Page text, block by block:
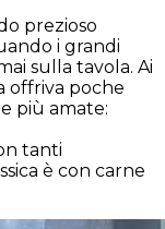
prezioso
i grandi
sulla tavola. Ai
offriva poche
più amate:
tanti
è con carne